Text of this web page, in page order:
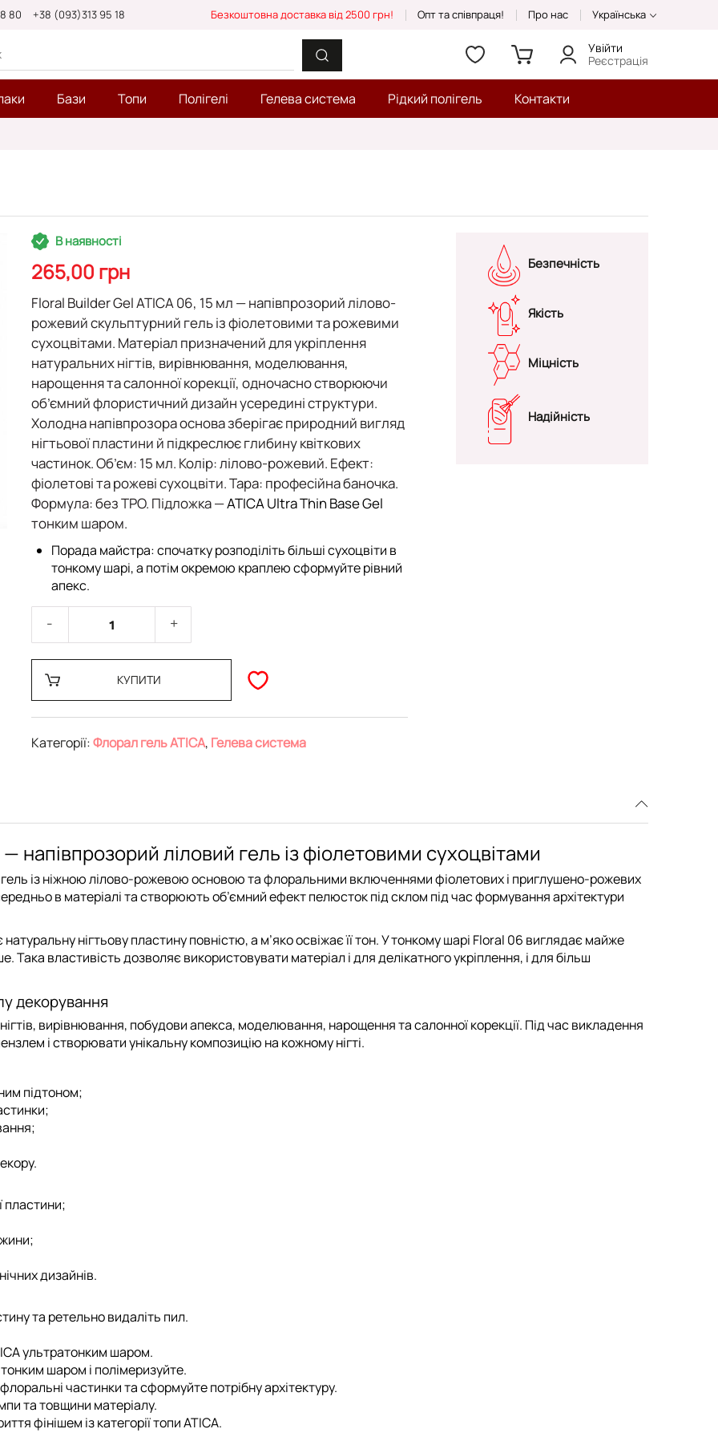
80 +38 (093)313 95 18 Безкоштовна доставка від 2500 грн! Опт та співпраця! Про нас Українська
Увійти
Реєстрація
Бази Топи Полігелі Гелева система Рідкий полігель Контакти
В наявності
265,00 грн
Floral Builder Gel ATICA 06, 15 мл — напівпрозорий лілово-
рожевий скульптурний гель із фіолетовими та рожевими
сухоцвітами. Матеріал призначений дляукріплення
натуральних нігтів, вирівнювання, моделювання,
нарощення та салонної корекції, одночасно створюючи
об’ємний флористичний дизайн усередині структури.
Холодна напівпрозора основа зберігає природний вигляд
нігтьової пластини й підкреслює глибину квіткових
частинок.Об’єм: 15 мл. Колір:лілово-рожевий. Ефект:
фіолетові та рожеві сухоцвіти.Тара: професійна баночка.
Формула:без TPO. Підложка —ATICA Ultra Thin Base Gel
тонким шаром.
Порада майстра:спочатку розподіліть більші сухоцвіти в
тонкому шарі, а потім окремою краплею сформуйте рівний
апекс.
КУПИТИ
Категорії:Флорал гель ATICA, Гелева система
Безпечність
Якість
Міцність
Надійність
напівпрозорий ліловий гель із фіолетовими сухоцвітами
із ніжною лілово-рожевою основою та флоральними включеннями фіолетових і приглушено-рожевих
в матеріалі та створюють об’ємний ефект пелюсток під склом під час формування архітектури
нігтьову пластину повністю, а м’яко освіжає її тон. У тонкому шарі Floral 06 виглядає майже
Така властивість дозволяє використовувати матеріал і для делікатного укріплення, і для більш
декорування
вирівнювання, побудови апекса, моделювання, нарощення та салонної корекції. Під час викладення
і створювати унікальну композицію на кожному нігті.
підтоном;
пластини;
дизайнів.
та ретельно видаліть пил.
ультратонким шаром.
тонким шаром і полімеризуйте.
частинки та сформуйте потрібну архітектуру.
та товщини матеріалу.
фінішем із категоріїтопи ATICA.